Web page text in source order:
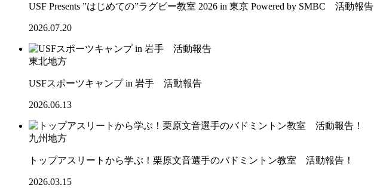
USF Presents ”はじめての”ラグビー教室 2026 in 東京 Powered by SMBC 活動報告
2026.07.20
東北地方
USFスポーツキャンプ in 岩手 活動報告
2026.06.13
九州地方
トップアスリートから学ぶ！栗原文音選手のバドミントン教室 活動報告！
2026.03.15